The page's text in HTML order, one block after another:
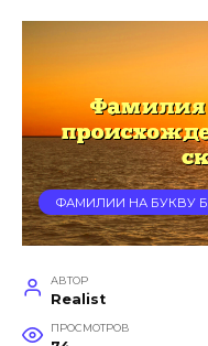
ФАМИЛИИ НА БУКВУ Б
АВТОР
Realist
ПРОСМОТРОВ